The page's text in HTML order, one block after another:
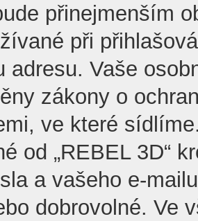
přinejmenším
při
adresu. Vaše
zákony o
ve které
od „REBEL 3D“
a vašeho e-
dobrovolné. Ve